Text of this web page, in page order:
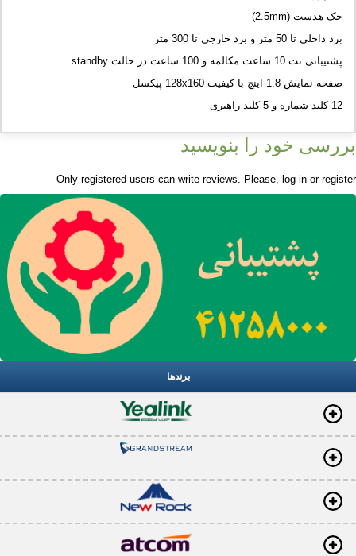
جک هدست (2.5mm)
برد داخلی تا 50 متر و برد خارجی تا 300 متر
پشتیبانی نت 10 ساعت مکالمه و 100 ساعت در حالت standby
صفحه نمایش 1.8 اینچ با کیفیت 128x160 پیکسل
12 کلید شماره و 5 کلید راهبری
بررسی خود را بنویسید
Only registered users can write reviews. Please, log in or register
برندها